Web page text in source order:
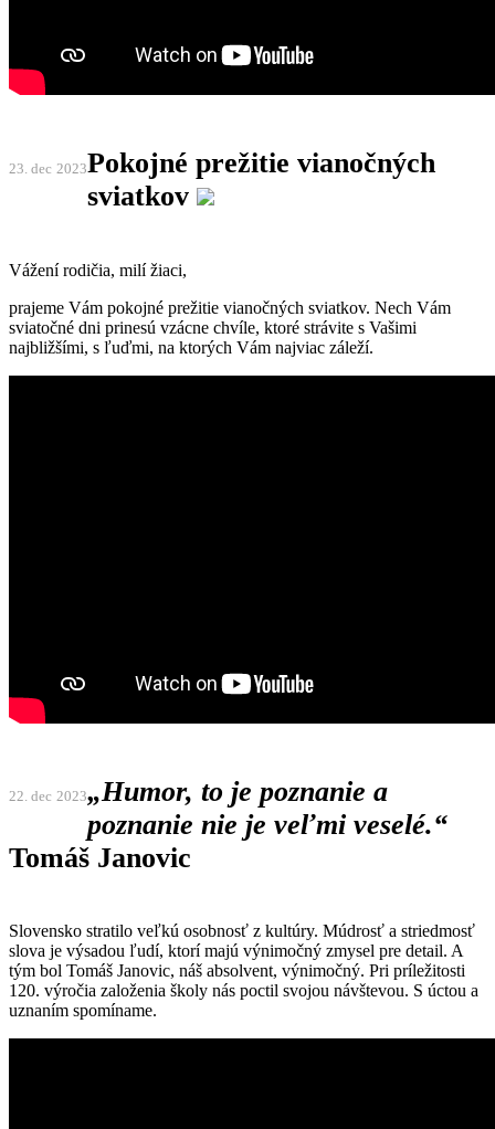
23. dec 2023Pokojné prežitie vianočných
sviatkov
Vážení rodičia, milí žiaci,
prajeme Vám pokojné prežitie vianočných sviatkov. Nech Vám
sviatočné dni prinesú vzácne chvíle, ktoré strávite s Vašimi
najbližšími, s ľuďmi, na ktorých Vám najviac záleží.
22. dec 2023„Humor, to je poznanie a
poznanie nie je veľmi veselé.“
Tomáš Janovic
Slovensko stratilo veľkú osobnosť z kultúry. Múdrosť a striedmosť
slova je výsadou ľudí, ktorí majú výnimočný zmysel pre detail. A
tým bol Tomáš Janovic, náš absolvent, výnimočný. Pri príležitosti
120. výročia založenia školy nás poctil svojou návštevou. S úctou a
uznaním spomíname.